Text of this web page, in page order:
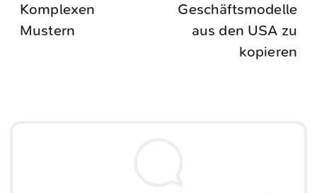
Komplexen
Mustern
Geschäftsmodelle
aus den USA zu
kopieren